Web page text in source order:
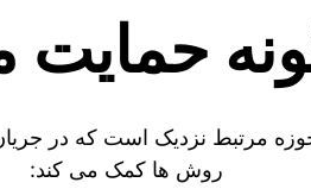
مرتبط نزدیک است که در
روش ها کمک می کند: